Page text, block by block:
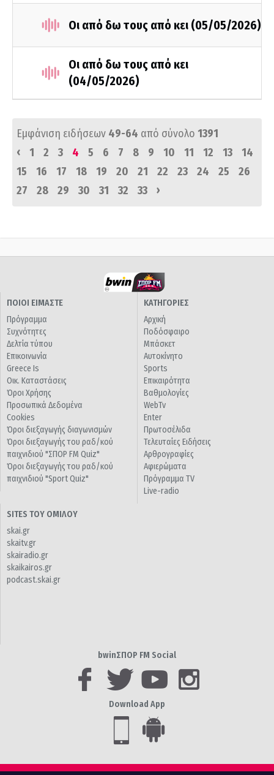
Οι από δω τους από κει (05/05/2026)
Οι από δω τους από κει
(04/05/2026)
Εμφάνιση ειδήσεων 49-64 από σύνολο 1391
‹
1 2 3 4 5 6 7 8 9 10 11 12 13
14
15
16 17 18 19 20 21 22 23 24 25
26
27
28 29 30 31 32 33 ›
ΠΟΙΟΙ ΕΙΜΑΣΤΕ
Πρόγραμμα
Συχνότητες
Δελτία τύπου
Επικοινωνία
Greece Is
Οικ. Καταστάσεις
Όροι Χρήσης
Προσωπικά Δεδομένα
Cookies
Όροι διεξαγωγής διαγωνισμών
Όροι διεξαγωγής του ραδ/κού
παιχνιδιού "ΣΠΟΡ FM Quiz"
Όροι διεξαγωγής του ραδ/κού
παιχνιδιού "Sport Quiz"
ΚΑΤΗΓΟΡΙΕΣ
Αρχική
Ποδόσφαιρο
Μπάσκετ
Αυτοκίνητο
Sports
Επικαιρότητα
Βαθμολογίες
WebTv
Enter
Πρωτοσέλιδα
Τελευταίες Ειδήσεις
Αρθρογραφίες
Αφιερώματα
Πρόγραμμα TV
Live-radio
SITES ΤΟΥ ΟΜΙΛΟΥ
skai.gr
skaitv.gr
skairadio.gr
skaikairos.gr
podcast.skai.gr
bwinΣΠΟΡ FM Social
Download App